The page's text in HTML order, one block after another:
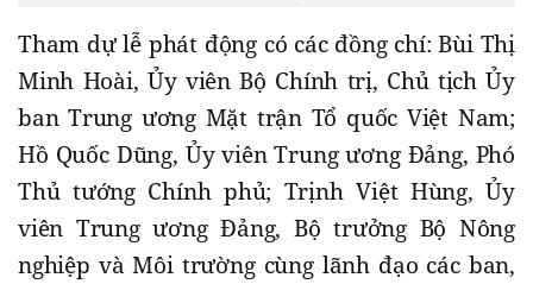
Tham dự lễ phát động có các đồng chí: Bùi Thị
Minh Hoài, Ủy viên Bộ Chính trị, Chủ tịch Ủy
ban Trung ương Mặt trận Tổ quốc Việt Nam;
Hồ Quốc Dũng, Ủy viên Trung ương Đảng, Phó
Thủ tướng Chính phủ; Trịnh Việt Hùng, Ủy
viên Trung ương Đảng, Bộ trưởng Bộ Nông
nghiệp và Môi trường cùng lãnh đạo các ban,